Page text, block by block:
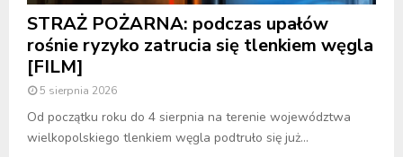
STRAŻ POŻARNA: podczas upałów
rośnie ryzyko zatrucia się tlenkiem węgla
[FILM]
5 sierpnia 2026
Od początku roku do 4 sierpnia na terenie województwa
wielkopolskiego tlenkiem węgla podtruło się już...